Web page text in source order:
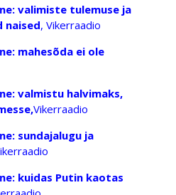
valimiste tulemuse ja
naised, Vikerraadio
mahesõda ei ole
valmistu halvimaks,
,Vikerraadio
sundajalugu ja
kuidas Putin kaotas